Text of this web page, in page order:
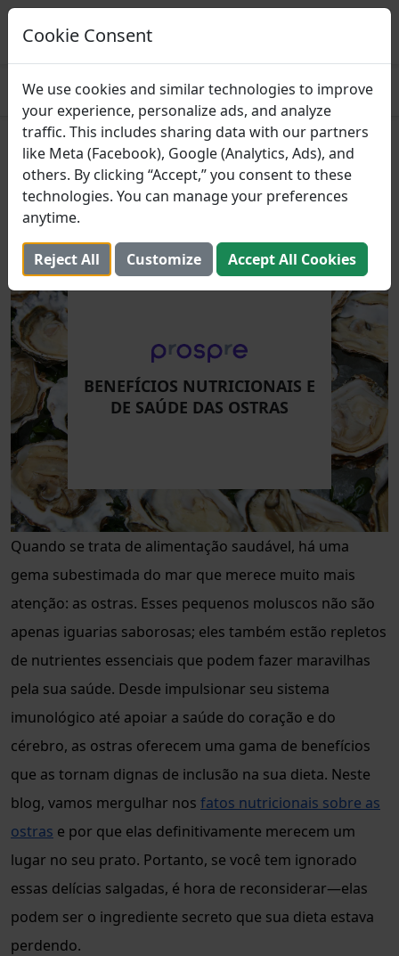
Prospre: planejador de refeições
Planos de refeições baseados em macros
Benefícios Nutricionais e de
Saúde das Ostras
3 de agosto de 2024 (Atualizada: 2 de agosto de 2025)
BENEFÍCIOS NUTRICIONAIS E
DE SAÚDE DAS OSTRAS
Quando se trata de alimentação saudável, há uma
gema subestimada do mar que merece muito mais
atenção: as ostras. Esses pequenos moluscos não são
apenas iguarias saborosas; eles também estão repletos
de nutrientes essenciais que podem fazer maravilhas
pela sua saúde. Desde impulsionar seu sistema
imunológico até apoiar a saúde do coração e do
cérebro, as ostras oferecem uma gama de benefícios
que as tornam dignas de inclusão na sua dieta. Neste
blog, vamos mergulhar nos fatos nutricionais sobre as
ostras e por que elas definitivamente merecem um
lugar no seu prato. Portanto, se você tem ignorado
essas delícias salgadas, é hora de reconsiderar—elas
podem ser o ingrediente secreto que sua dieta estava
perdendo.
Cookie Consent
We use cookies and similar technologies to improve
your experience, personalize ads, and analyze
traffic. This includes sharing data with our partners
like Meta (Facebook), Google (Analytics, Ads), and
others. By clicking “Accept,” you consent to these
technologies. You can manage your preferences
anytime.
Reject All Customize Accept All Cookies